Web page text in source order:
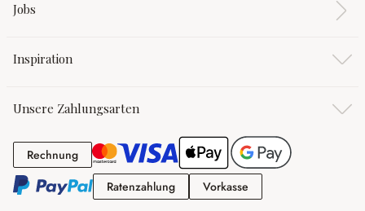
Jobs
Inspiration
Unsere Zahlungsarten
RechnungRechnung
RatenzahlungRatenzahlung
Vorkasse